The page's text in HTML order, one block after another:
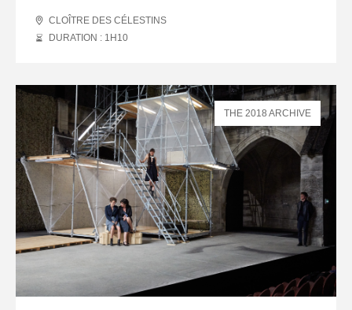
CLOÎTRE DES CÉLESTINS
DURATION : 1 H 10
THE 2018 ARCHIVE